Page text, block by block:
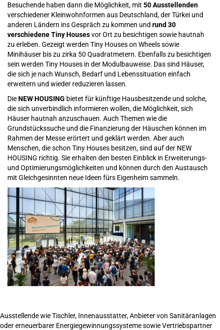
Besuchende haben dann die Möglichkeit, mit 50 Ausstellenden
verschiedener Kleinwohnformen aus Deutschland, der Türkei und
anderen Ländern ins Gespräch zu kommen und rund 30
verschiedene Tiny Housesvor Ort zu besichtigen sowie hautnah
zu erleben. Gezeigt werden Tiny Houses on Wheels sowie
Minihäuser bis zu zirka 50 Quadratmetern. Ebenfalls zu besichtigen
sein werden Tiny Houses in der Modulbauweise. Das sind Häuser,
die sich je nach Wunsch, Bedarf und Lebenssituation einfach
erweitern und wieder reduzieren lassen.
DieNEW HOUSING bietet für künftige Hausbesitzende und solche,
die sich unverbindlich informieren wollen, die Möglichkeit, sich
Häuser hautnah anzuschauen. Auch Themen wie die
Grundstückssuche und die Finanzierung der Häuschen können im
Rahmen der Messe erörtert und geklärt werden. Aber auch
Menschen, die schon Tiny Houses besitzen, sind auf der NEW
HOUSING richtig. Sie erhalten den besten Einblick in Erweiterungs-
und Optimierungsmöglichkeiten und können durch den Austausch
mit Gleichgesinnten neue Ideen fürs Eigenheim sammeln.
Ausstellende wie Tischler, Innenausstatter, Anbieter von Sanitäranlagen
oder erneuerbarer Energiegewinnungssysteme sowie Vertriebspartner